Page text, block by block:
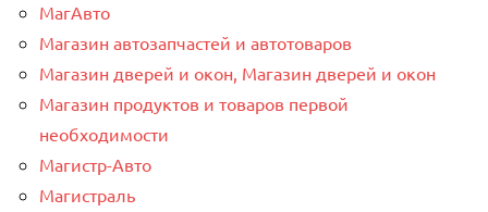
МагАвто
Магазин автозапчастей и автотоваров
Магазин дверей и окон, Магазин дверей и окон
Магазин продуктов и товаров первой
необходимости
Магистр-Авто
Магистраль